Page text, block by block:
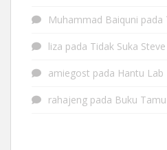
Muhammad Baiquni pada
liza pada Tidak Suka Steve
amiegost pada Hantu Lab
rahajeng pada Buku Tamu